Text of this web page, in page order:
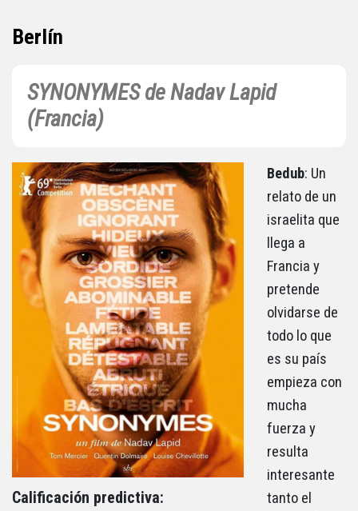
Berlín
SYNONYMES de Nadav Lapid
(Francia)
Calificación predictiva:
Bedub: Un
relato de un
israelita que
llega a
Francia y
pretende
olvidarse de
todo lo que
es su país
empieza con
mucha
fuerza y
resulta
interesante
tanto el